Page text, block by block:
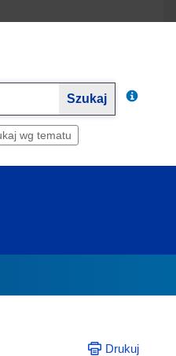
Szukaj
wg tematu
Drukuj